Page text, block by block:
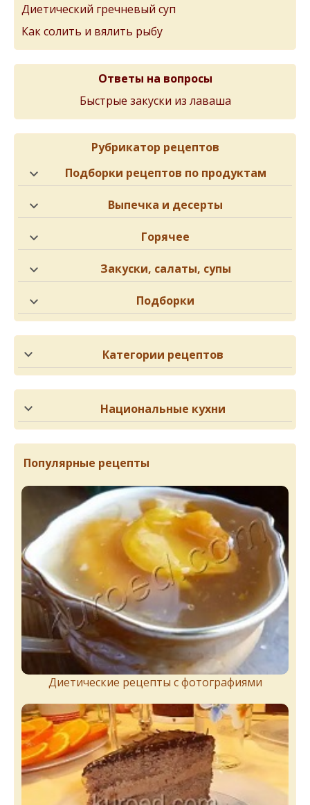
Диетический гречневый суп
Как солить и вялить рыбу
Ответы на вопросы
Быстрые закуски из лаваша
Рубрикатор рецептов
Подборки рецептов по продуктам
Выпечка и десерты
Горячее
Закуски, салаты, супы
Подборки
Категории рецептов
Национальные кухни
Популярные рецепты
Диетические рецепты с фотографиями